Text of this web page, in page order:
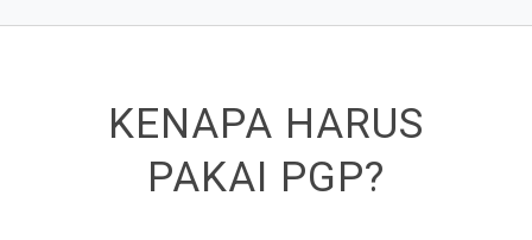
KENAPA HARUS
PAKAI PGP?